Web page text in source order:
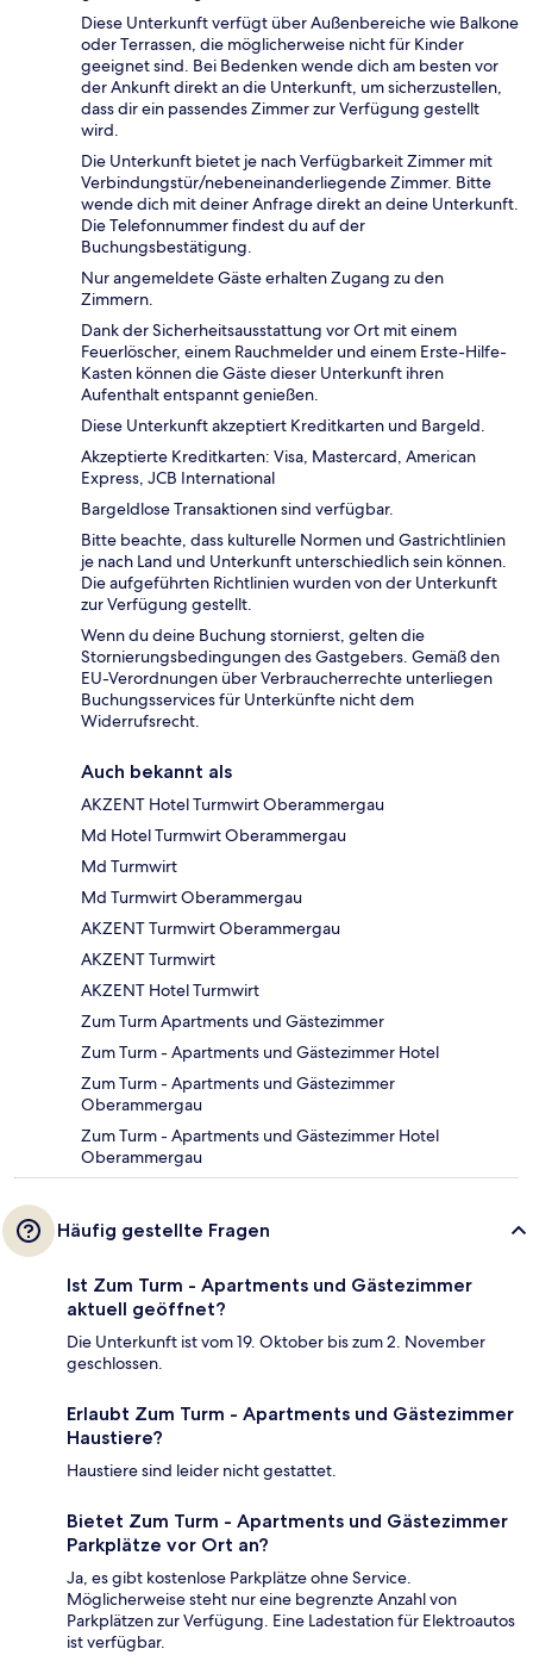
Diese Unterkunft verfügt über Außenbereiche wie Balkone
oder Terrassen, die möglicherweise nicht für Kinder
geeignet sind. Bei Bedenken wende dich am besten vor
der Ankunft direkt an die Unterkunft, um sicherzustellen,
dass dir ein passendes Zimmer zur Verfügung gestellt
wird.
Die Unterkunft bietet je nach Verfügbarkeit Zimmer mit
Verbindungstür/nebeneinanderliegende Zimmer. Bitte
wende dich mit deiner Anfrage direkt an deine Unterkunft.
Die Telefonnummer findest du auf der
Buchungsbestätigung.
Nur angemeldete Gäste erhalten Zugang zu den
Zimmern.
Dank der Sicherheitsausstattung vor Ort mit einem
Feuerlöscher, einem Rauchmelder und einem Erste-Hilfe-
Kasten können die Gäste dieser Unterkunft ihren
Aufenthalt entspannt genießen.
Diese Unterkunft akzeptiert Kreditkarten und Bargeld.
Akzeptierte Kreditkarten: Visa, Mastercard, American
Express, JCB International
Bargeldlose Transaktionen sind verfügbar.
Bitte beachte, dass kulturelle Normen und Gastrichtlinien
je nach Land und Unterkunft unterschiedlich sein können.
Die aufgeführten Richtlinien wurden von der Unterkunft
zur Verfügung gestellt.
Wenn du deine Buchung stornierst, gelten die
Stornierungsbedingungen des Gastgebers. Gemäß den
EU-Verordnungen über Verbraucherrechte unterliegen
Buchungsservices für Unterkünfte nicht dem
Widerrufsrecht.
Auch bekannt als
AKZENT Hotel Turmwirt Oberammergau
Md Hotel Turmwirt Oberammergau
Md Turmwirt
Md Turmwirt Oberammergau
AKZENT Turmwirt Oberammergau
AKZENT Turmwirt
AKZENT Hotel Turmwirt
Zum Turm Apartments und Gästezimmer
Zum Turm - Apartments und Gästezimmer Hotel
Zum Turm - Apartments und Gästezimmer
Oberammergau
Zum Turm - Apartments und Gästezimmer Hotel
Oberammergau
Häufig gestellte Fragen
Ist Zum Turm - Apartments und Gästezimmer
aktuell geöffnet?
Die Unterkunft ist vom 19. Oktober bis zum 2. November
geschlossen.
Erlaubt Zum Turm - Apartments und Gästezimmer
Haustiere?
Haustiere sind leider nicht gestattet.
Bietet Zum Turm - Apartments und Gästezimmer
Parkplätze vor Ort an?
Ja, es gibt kostenlose Parkplätze ohne Service.
Möglicherweise steht nur eine begrenzte Anzahl von
Parkplätzen zur Verfügung. Eine Ladestation für Elektroautos
ist verfügbar.